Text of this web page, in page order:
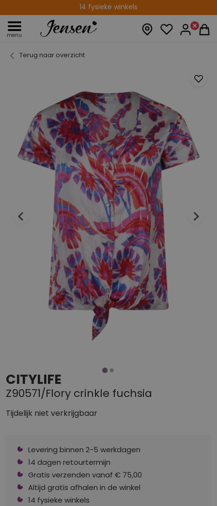
14 fysieke winkels
menu
Terug naar overzicht
CITYLIFE
Z90571/Flory crinkle fuchsia
Tijdelijk niet verkrijgbaar
Levering binnen 2-5 werkdagen
14 dagen retourtermijn
Gratis verzenden vanaf € 75,00
Altijd gratis afhalen in de winkel
14 fysieke winkels